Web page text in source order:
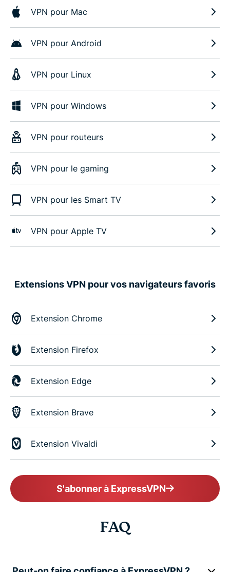
VPN pour Mac
VPN pour Android
VPN pour Linux
VPN pour Windows
VPN pour routeurs
VPN pour le gaming
VPN pour les Smart TV
VPN pour Apple TV
Extensions VPN pour vos navigateurs favoris
Extension Chrome
Extension Firefox
Extension Edge
Extension Brave
Extension Vivaldi
S'abonner à ExpressVPN
FAQ